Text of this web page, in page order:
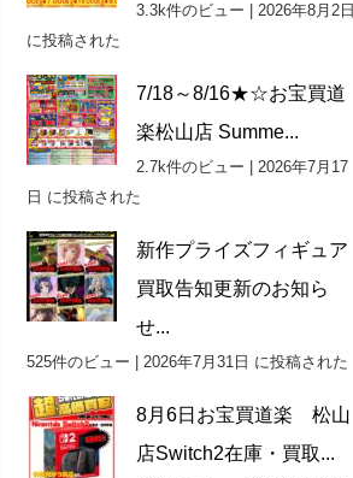
3.3k件のビュー
2026年8月2日
に投稿された
7/18～8/16★☆お宝買道
楽松山店 Summe...
2.7k件のビュー
2026年7月17
日 に投稿された
新作プライズフィギュア
買取告知更新のお知ら
せ...
525件のビュー 2026年7月31日 に投稿された
8月6日お宝買道楽 松山
店Switch2在庫・買取...